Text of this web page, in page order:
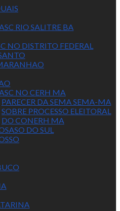
RIO SALITRE BA
NO DISTRITO FEDERAL
NO CERH MA
PARECER DA SEMA SEMA-MA
SOBRE PROCESSO ELEITORAL
DO CONERH MA
DO SUL